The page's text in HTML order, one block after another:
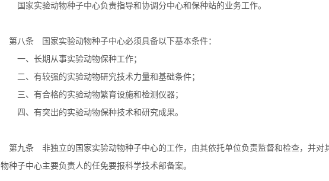
国家实验动物种子中心负责指导和协调分中心和保种站的业务工作。
第八条 国家实验动物种子中心必须具备以下基本条件：
一、长期从事实验动物保种工作；
二、有较强的实验动物研究技术力量和基础条件；
三、有合格的实验动物繁育设施和检测仪器；
四、有突出的实验动物保种技术和研究成果。
第九条 非独立的国家实验动物种子中心的工作，由其依托单位负责监督和检查，并对
物种子中心主要负责人的任免要报科学技术部备案。